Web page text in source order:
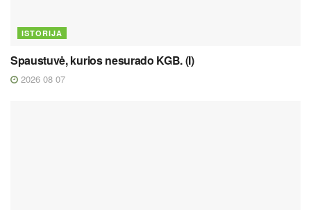
ISTORIJA
Spaustuvė, kurios nesurado KGB. (I)
2026 08 07